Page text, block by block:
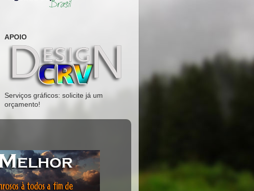
APOIO
Serviços gráficos: solicite já um
orçamento!